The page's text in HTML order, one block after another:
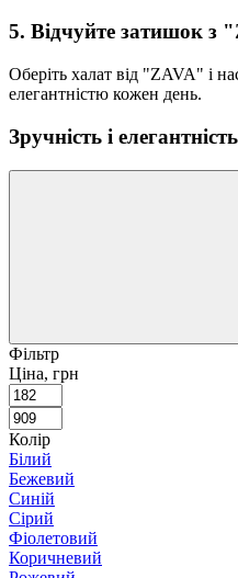
5. Відчуйте затишок з
Оберіть халат від "ZAVA" і
елегантністю кожен день.
Зручність і
Фільтр
Ціна, грн
Колір
Білий
Бежевий
Синій
Сірий
Фіолетовий
Коричневий